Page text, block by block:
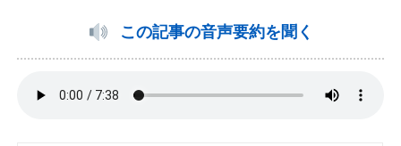
この記事の音声要約を聞く